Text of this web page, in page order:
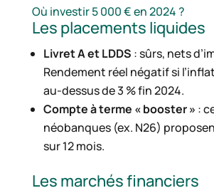
Où investir 5 000 € en 2024 ?
Les placements liquides
Livret A et LDDS : sûrs, nets
Rendement réel négatif si
au-dessus de 3 % fin 2024.
Compte à terme « booster » :
néobanques (ex. N26)
sur 12 mois.
Les marchés financiers